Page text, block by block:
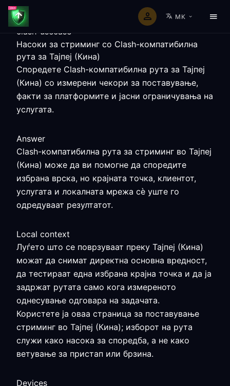
MK
clash-usecase
Насоки за стриминг со Clash-компатибилна
рута за Тајпеј (Кина)
Споредете Clash-компатибилна рута за Тајпеј
(Кина) со измерени чекори за поставување,
факти за платформите и јасни ограничувања на
услугата.
Answer
Clash-компатибилна рута за стриминг во Тајпеј
(Кина) може да ви помогне да споредите
избрана врска, но крајната точка, клиентот,
услугата и локалната мрежа сè уште го
одредуваат резултатот.
Local context
Луѓето што се поврзуваат преку Тајпеј (Кина)
можат да снимат директна основна вредност,
да тестираат една избрана крајна точка и да ја
задржат рутата само кога измереното
однесување одговара на задачата.
Користете ја оваа страница за поставување
стриминг во Тајпеј (Кина); изборот на рута
служи како насока за споредба, а не како
ветување за пристап или брзина.
Devices